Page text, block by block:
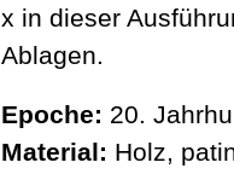
x in dieser
Ablagen.
Epoche: 20.
Material: Holz,